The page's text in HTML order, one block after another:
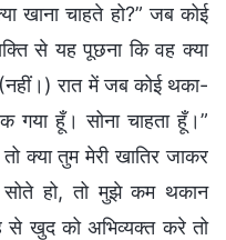
खाना चाहते हो?” जब कोई
से यह पूछना कि वह क्या
(नहीं।) रात में जब कोई थका-
गया हूँ। सोना चाहता हूँ।”
क्या तुम मेरी खातिर जाकर
हो, तो मुझे कम थकान
से खुद को अभिव्यक्त करे तो